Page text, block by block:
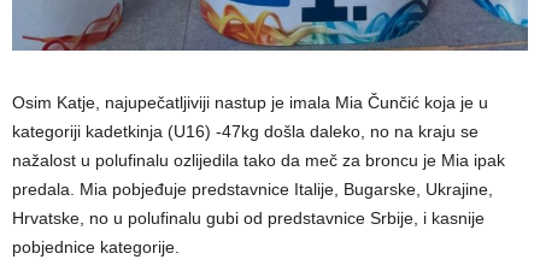
Osim Katje, najupečatljiviji nastup je imala Mia Čunčić koja je u
kategoriji kadetkinja (U16) -47kg došla daleko, no na kraju se
nažalost u polufinalu ozlijedila tako da meč za broncu je Mia ipak
predala. Mia pobjeđuje predstavnice Italije, Bugarske, Ukrajine,
Hrvatske, no u polufinalu gubi od predstavnice Srbije, i kasnije
pobjednice kategorije.